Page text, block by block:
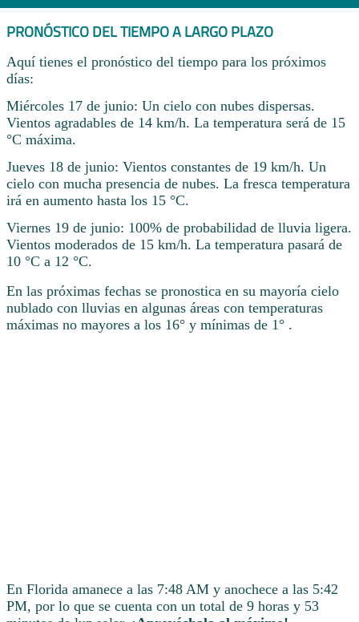
PRONÓSTICO DEL TIEMPO A LARGO PLAZO
Aquí tienes el pronóstico del tiempo para los próximos
días:
Miércoles 17 de junio: Un cielo con nubes dispersas.
Vientos agradables de 14 km/h. La temperatura será de 15
°C máxima.
Jueves 18 de junio: Vientos constantes de 19 km/h. Un
cielo con mucha presencia de nubes. La fresca temperatura
irá en aumento hasta los 15 °C.
Viernes 19 de junio: 100% de probabilidad de lluvia ligera.
Vientos moderados de 15 km/h. La temperatura pasará de
10 °C a 12 °C.
En las próximas fechas se pronostica en su mayoría cielo
nublado con lluvias en algunas áreas con temperaturas
máximas no mayores a los 16° y mínimas de 1° .
En Florida amanece a las 7:48 AM y anochece a las 5:42
PM, por lo que se cuenta con un total de 9 horas y 53